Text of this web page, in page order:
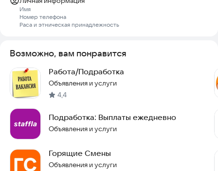
Имя
Номер телефона
Раса и этническая принадлежность
Возможно, вам понравится
Работа/Подработка
Объявления и услуги
4,4
Подработка: Выплаты ежедневно
Объявления и услуги
Горящие Смены
Объявления и услуги